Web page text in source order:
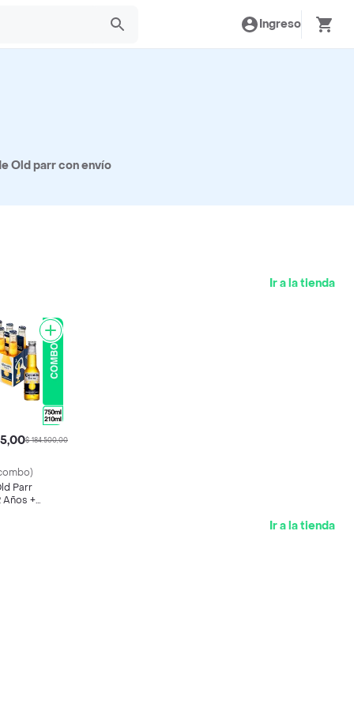
Ingreso
Old parr con envío
Ir a la tienda
$ 184.500,00
Parr
Años +
Ir a la tienda